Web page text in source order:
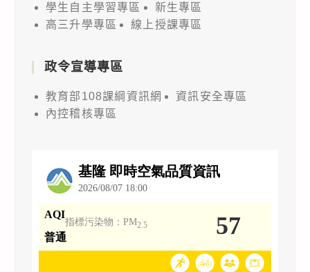
學生自主學習專區
新生專區
高三升學專區
線上授課專區
政令宣導專區
教育部108課綱資訊網
資訊安全專區
內控稽核專區